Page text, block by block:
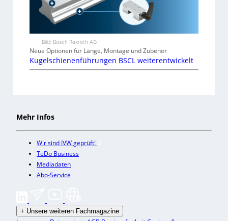
Bild: Bosch Rexroth AG
Neue Optionen für Länge, Montage und Zubehör
Kugelschienenführungen BSCL weiterentwickelt
Mehr Infos
Wir sind IVW geprüft!
TeDo Business
Mediadaten
Abo-Service
+ Unsere weiteren Fachmagazine